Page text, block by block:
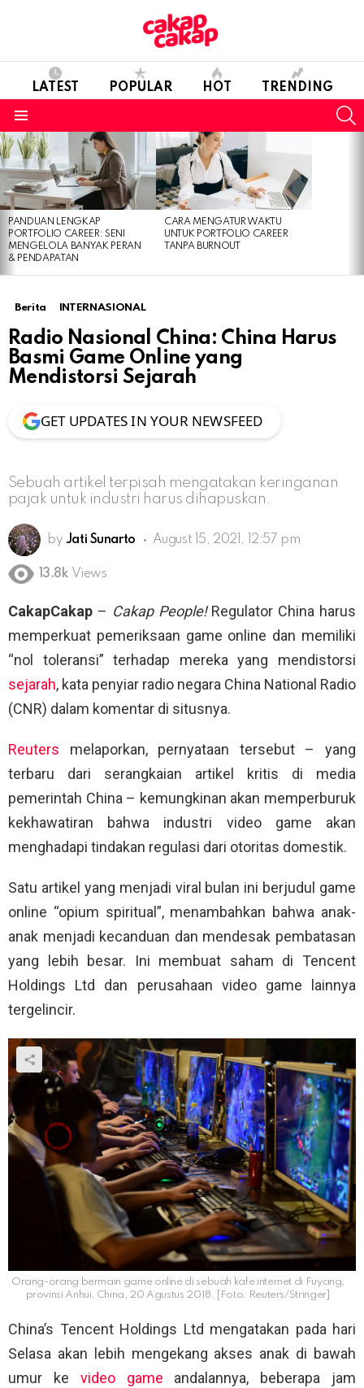
LATEST POPULAR HOT TRENDING
LATEST
STORIES
PANDUAN LENGKAP
PORTFOLIO CAREER: SENI
MENGELOLA BANYAK PERAN
& PENDAPATAN
CARA MENGATUR WAKTU
UNTUK PORTFOLIO CAREER
TANPA BURNOUT
Berita INTERNASIONAL
Radio Nasional China: China Harus
Basmi Game Online yang
Mendistorsi Sejarah
GET UPDATES IN YOUR NEWSFEED
Sebuah artikel terpisah mengatakan keringanan
pajak untuk industri harus dihapuskan.
by Jati Sunarto August 15, 2021, 12:57 pm
13.8k Views
CakapCakap – Cakap People!Regulator China harus
memperkuat pemeriksaan game online dan memiliki
“nol toleransi” terhadap mereka yang mendistorsi
sejarah, kata penyiar radio negara China National Radio
(CNR) dalam komentar di situsnya.
Reuters melaporkan, pernyataan tersebut – yang
terbaru dari serangkaian artikel kritis di media
pemerintah China – kemungkinan akan memperburuk
kekhawatiran bahwa industri video game akan
menghadapi tindakan regulasi dari otoritas domestik.
Satu artikel yang menjadi viral bulan ini berjudul game
online “opium spiritual”, menambahkan bahwa anak-
anak menjadi kecanduan dan mendesak pembatasan
yang lebih besar. Ini membuat saham di Tencent
Holdings Ltd dan perusahaan video game lainnya
tergelincir.
Orang-orang bermain game online di sebuah kafe internet di Fuyang,
provinsi Anhui, China, 20 Agustus 2018. [Foto: Reuters/Stringer]
China’s Tencent Holdings Ltd mengatakan pada hari
Selasa akan lebih mengekang akses anak di bawah
umur ke video game andalannya, beberapa jam